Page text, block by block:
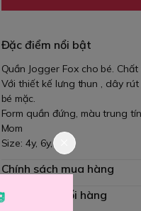
Đặc điểm nổi bật
Quần Jogger Fox cho bé.
Với thiết kế lưng thun , dây
bé mặc.
Form quần đứng, màu trung
Mom
Size: 4y, 6y, 8y
Chính sách mua hàng
Chính sách đổi hàng